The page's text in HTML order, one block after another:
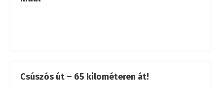
Csúszós út – 65 kilométeren át!